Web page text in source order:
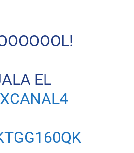
EL